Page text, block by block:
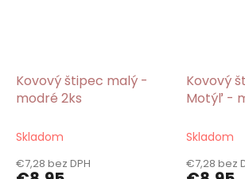
Kovový štipec malý -
modré 2ks
Skladom
€7,28 bez DPH
Kovový
Motýľ -
Skladom
€7,28 bez